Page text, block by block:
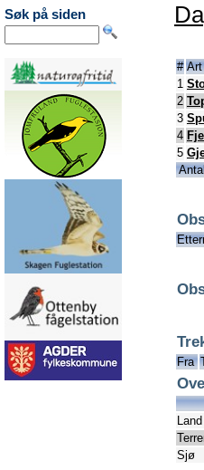
Søk på siden
# Art
1
2
3
4
5
Fra
Land
Sjø